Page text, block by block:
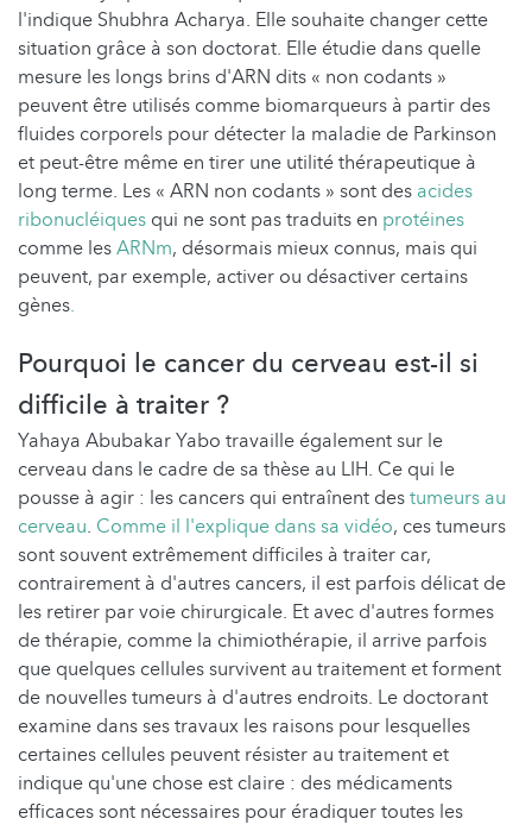
l'indique Shubhra Acharya. Elle souhaite changer cette
situation grâce à son doctorat. Elle étudie dans quelle
mesure les longs brins d'ARN dits « non codants »
peuvent être utilisés comme biomarqueurs à partir des
fluides corporels pour détecter la maladie de Parkinson
et peut-être même en tirer une utilité thérapeutique à
long terme. Les « ARN non codants » sont des acides
ribonucléiques qui ne sont pas traduits en protéines
comme lesARNm, désormais mieux connus, mais qui
peuvent, par exemple, activer ou désactiver certains
gènes.
Pourquoi le cancer du cerveau est-il si
difficile à traiter ?
Yahaya Abubakar Yabo travaille également sur le
cerveau dans le cadre de sa thèse au LIH. Ce qui le
pousse à agir : les cancers qui entraînent destumeurs au
cerveau. Comme il l'explique dans sa vidéo, ces tumeurs
sont souvent extrêmement difficiles à traiter car,
contrairement à d'autres cancers, il est parfois délicat de
les retirer par voie chirurgicale. Et avec d'autres formes
de thérapie, comme la chimiothérapie, il arrive parfois
que quelques cellules survivent au traitement et forment
de nouvelles tumeurs à d'autres endroits. Le doctorant
examine dans ses travaux les raisons pour lesquelles
certaines cellules peuvent résister au traitement et
indique qu'une chose est claire : des médicaments
efficaces sont nécessaires pour éradiquer toutes les